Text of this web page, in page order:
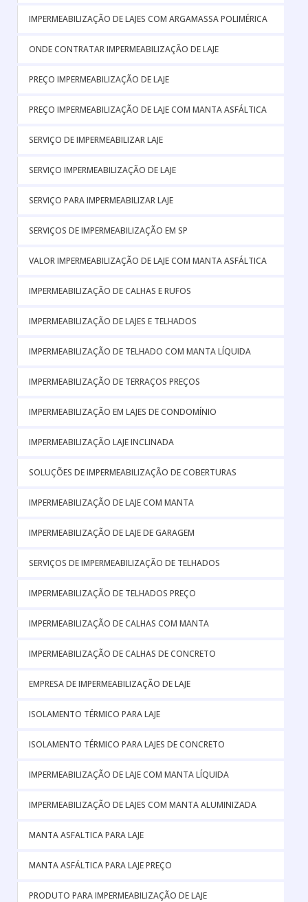
IMPERMEABILIZAÇÃO DE LAJES COM ARGAMASSA POLIMÉRICA
ONDE CONTRATAR IMPERMEABILIZAÇÃO DE LAJE
PREÇO IMPERMEABILIZAÇÃO DE LAJE
PREÇO IMPERMEABILIZAÇÃO DE LAJE COM MANTA ASFÁLTICA
SERVIÇO DE IMPERMEABILIZAR LAJE
SERVIÇO IMPERMEABILIZAÇÃO DE LAJE
SERVIÇO PARA IMPERMEABILIZAR LAJE
SERVIÇOS DE IMPERMEABILIZAÇÃO EM SP
VALOR IMPERMEABILIZAÇÃO DE LAJE COM MANTA ASFÁLTICA
IMPERMEABILIZAÇÃO DE CALHAS E RUFOS
IMPERMEABILIZAÇÃO DE LAJES E TELHADOS
IMPERMEABILIZAÇÃO DE TELHADO COM MANTA LÍQUIDA
IMPERMEABILIZAÇÃO DE TERRAÇOS PREÇOS
IMPERMEABILIZAÇÃO EM LAJES DE CONDOMÍNIO
IMPERMEABILIZAÇÃO LAJE INCLINADA
SOLUÇÕES DE IMPERMEABILIZAÇÃO DE COBERTURAS
IMPERMEABILIZAÇÃO DE LAJE COM MANTA
IMPERMEABILIZAÇÃO DE LAJE DE GARAGEM
SERVIÇOS DE IMPERMEABILIZAÇÃO DE TELHADOS
IMPERMEABILIZAÇÃO DE TELHADOS PREÇO
IMPERMEABILIZAÇÃO DE CALHAS COM MANTA
IMPERMEABILIZAÇÃO DE CALHAS DE CONCRETO
EMPRESA DE IMPERMEABILIZAÇÃO DE LAJE
ISOLAMENTO TÉRMICO PARA LAJE
ISOLAMENTO TÉRMICO PARA LAJES DE CONCRETO
IMPERMEABILIZAÇÃO DE LAJE COM MANTA LÍQUIDA
IMPERMEABILIZAÇÃO DE LAJES COM MANTA ALUMINIZADA
MANTA ASFALTICA PARA LAJE
MANTA ASFÁLTICA PARA LAJE PREÇO
PRODUTO PARA IMPERMEABILIZAÇÃO DE LAJE